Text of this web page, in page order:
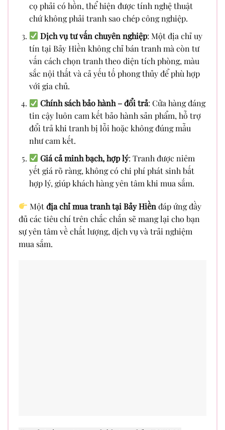
cọ phải có hồn, thể hiện được tính nghệ thuật
chứ không phải tranh sao chép công nghiệp.
Dịch vụ tư vấn chuyên nghiệp: Một địa chỉ uy
tín tại Bảy Hiền không chỉ bán tranh mà còn tư
vấn cách chọn tranh theo diện tích phòng, màu
sắc nội thất và cả yếu tố phong thủy để phù hợp
với gia chủ.
Chính sách bảo hành – đổi trả: Cửa hàng đáng
tin cậy luôn cam kết bảo hành sản phẩm, hỗ trợ
đổi trả khi tranh bị lỗi hoặc không đúng mẫu
như cam kết.
Giá cả minh bạch, hợp lý: Tranh được niêm
yết giá rõ ràng, không có chi phí phát sinh bất
hợp lý, giúp khách hàng yên tâm khi mua sắm.
Mộtđịa chỉ mua tranh tại Bảy Hiền đáp ứng đầy
đủ các tiêu chí trên chắc chắn sẽ mang lại cho bạn
sự yên tâm về chất lượng, dịch vụ và trải nghiệm
mua sắm.